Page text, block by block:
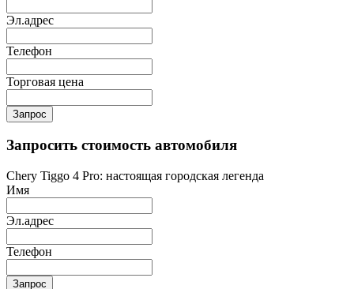
Эл.адрес
Телефон
Торговая цена
Запрос
Запросить стоимость автомобиля
Chery Tiggo 4 Pro: настоящая городская легенда
Имя
Эл.адрес
Телефон
Запрос